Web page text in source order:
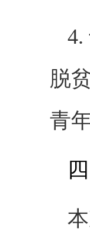
4.
脱
青